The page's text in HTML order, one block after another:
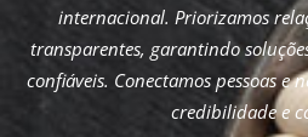
internacional. Priorizamos
transparentes, garantindo
confiáveis. Conectamos pessoas e
credibilidade e